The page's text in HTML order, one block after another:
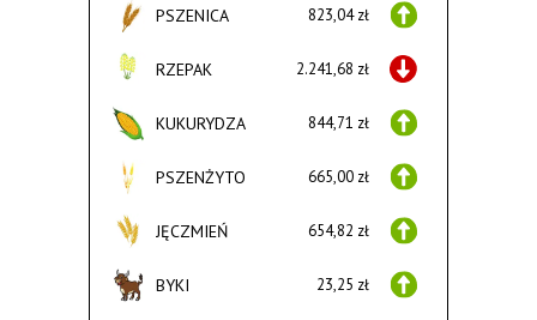
PSZENICA 823,04 zł
RZEPAK 2.241,68 zł
KUKURYDZA 844,71 zł
PSZENŻYTO 665,00 zł
JĘCZMIEŃ 654,82 zł
BYKI 23,25 zł